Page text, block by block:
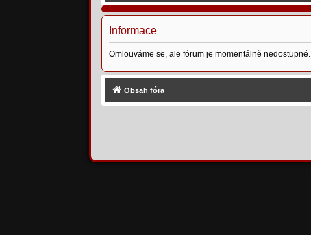
Informace
Omlouváme se, ale fórum je momentálně nedostupné.
Obsah fóra